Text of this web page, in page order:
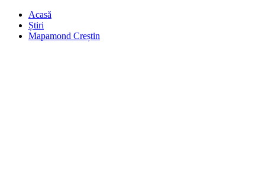
Acasă
Știri
Mapamond Creștin